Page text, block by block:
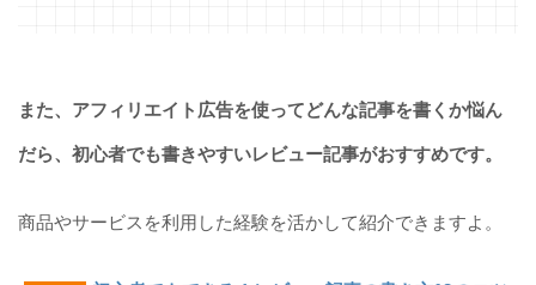
また、 アフィリエイト広告を使ってどんな記事を書くか悩ん
だら、初心者でも書きやすいレビュー記事がおすすめです。
商品やサービスを利用した経験を活かして紹介できますよ。